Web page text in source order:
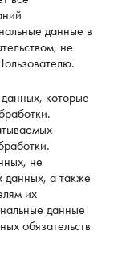
данные в
не
которые
не
данных, а также
их
данные
обязательств